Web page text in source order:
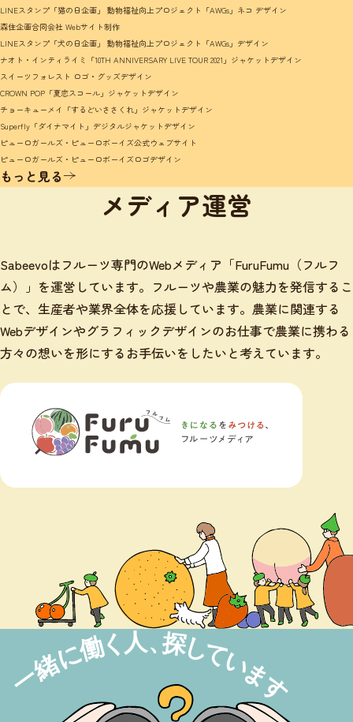
LINEスタンプ「猫の日企画」 動物福祉向上プロジェクト「AWGs」ネコ デザイン
森住企画合同会社 Webサイト制作
LINEスタンプ「犬の日企画」 動物福祉向上プロジェクト「AWGs」デザイン
ナオト・インティライミ「10TH ANNIVERSARY LIVE TOUR 2021」ジャケットデザイン
スイーツフォレスト ロゴ・グッズデザイン
CROWN POP「夏恋スコール」ジャケットデザイン
チョーキューメイ「するどいささくれ」ジャケットデザイン
Superfly「ダイナマイト」デジタルジャケットデザイン
ピューロガールズ・ピューロボーイズ公式ウェブサイト
ピューロガールズ・ピューロボーイズロゴデザイン
もっと見る
メディア運営
Sabeevoはフルーツ専門のWebメディア「FuruFumu（フルフ
ム）」を運営しています。フルーツや農業の魅力を発信するこ
とで、生産者や業界全体を応援しています。農業に関連する
Webデザインやグラフィックデザインのお仕事で農業に携わる
方々の想いを形にするお手伝いをしたいと考えています。